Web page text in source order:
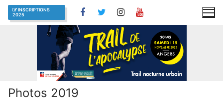
Aller
au
INSCRIPTIONS
2025
Photos 2019